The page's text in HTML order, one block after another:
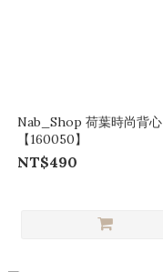
Nab_Shop 荷葉時尚背心
【160050】
NT$490